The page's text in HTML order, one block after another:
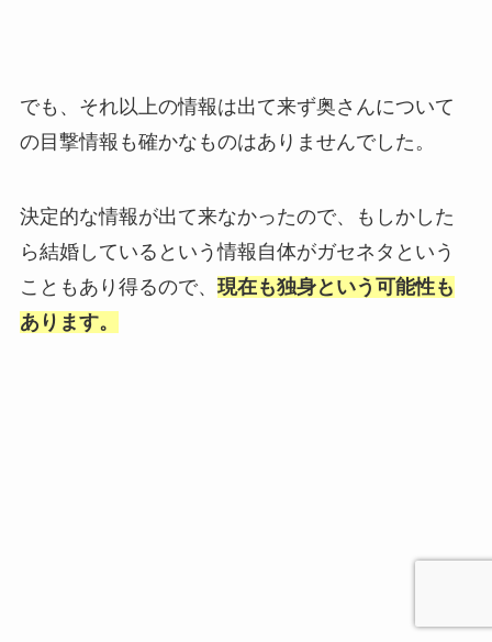
でも、それ以上の情報は出て来ず奥さんについて
の目撃情報も確かなものはありませんでした。
決定的な情報が出て来なかったので、もしかした
ら結婚しているという情報自体がガセネタという
こともあり得るので、 現在も独身という可能性も
あります。